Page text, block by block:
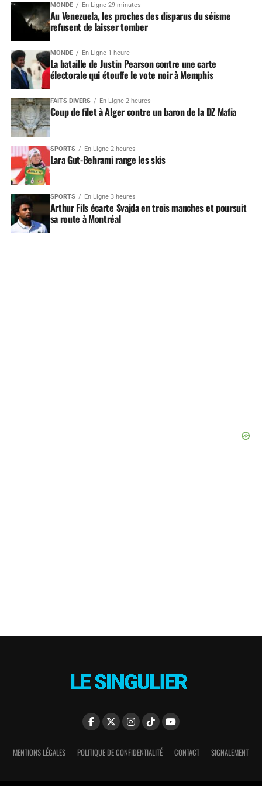
MONDE En Ligne 29 minutes
Au Venezuela, les proches des disparus du séisme
refusent de laisser tomber
MONDE En Ligne 1 heure
La bataille de Justin Pearson contre une carte
électorale qui étouffe le vote noir à Memphis
FAITS DIVERS En Ligne 2 heures
Coup de filet à Alger contre un baron de la DZ Mafia
SPORTS En Ligne 2 heures
Lara Gut-Behrami range les skis
SPORTS En Ligne 3 heures
Arthur Fils écarte Svajda en trois manches et poursuit
sa route à Montréal
MENTIONS LÉGALES POLITIQUE DE CONFIDENTIALITÉ CONTACT SIGNALEMENT